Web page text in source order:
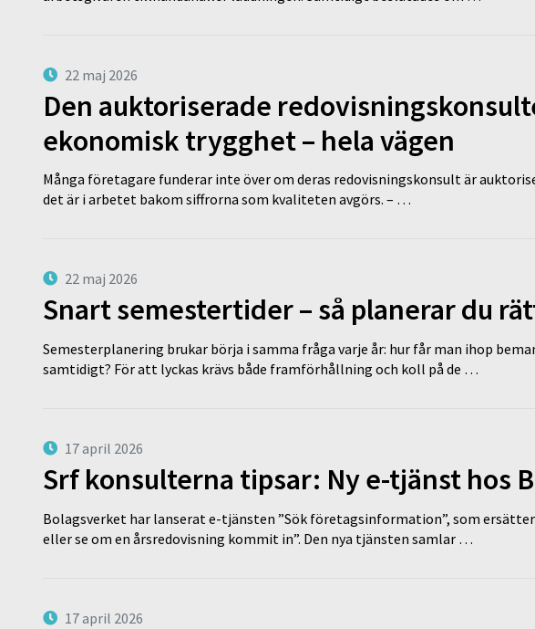
22 maj 2026
Den auktoriserade
ekonomisk trygghet – hela vägen
Många företagare funderar inte över om deras redovisningskonsult är
det är i arbetet bakom siffrorna som kvaliteten avgörs. – …
22 maj 2026
Snart semestertider – så planerar du
Semesterplanering brukar börja i samma fråga varje år: hur får man ihop
samtidigt? För att lyckas krävs både framförhållning och koll på de …
17 april 2026
Srf konsulterna tipsar: Ny e-tjänst hos
Bolagsverket har lanserat e-tjänsten ”Sök företagsinformation”, som
eller se om en årsredovisning kommit in”. Den nya tjänsten samlar …
17 april 2026